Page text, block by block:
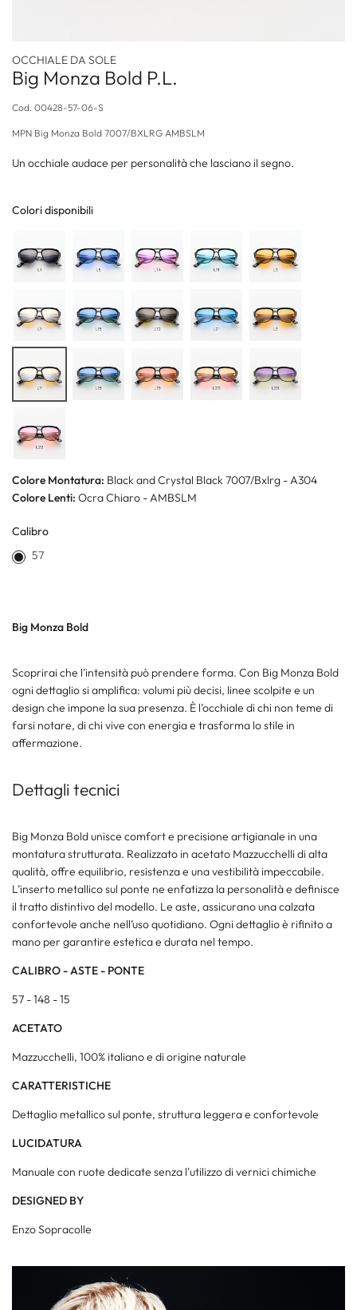
OCCHIALE DA SOLE
Big Monza Bold P.L.
Cod. 00428-57-06-S
MPN Big Monza Bold 7007/BXLRG AMBSLM
Un occhiale audace per personalità che lasciano il segno.
Colori disponibili
Colore Montatura: Black and Crystal Black 7007/Bxlrg - A304
Colore Lenti: Ocra Chiaro - AMBSLM
Calibro
57
Big Monza Bold
Scoprirai che l’intensità può prendere forma. Con Big Monza Bold
ogni dettaglio si amplifica: volumi più decisi, linee scolpite e un
design che impone la sua presenza. È l’occhiale di chi non teme di
farsi notare, di chi vive con energia e trasforma lo stile in
affermazione.
Dettagli tecnici
Big Monza Bold unisce comfort e precisione artigianale in una
montatura strutturata. Realizzato in acetato Mazzucchelli di alta
qualità, offre equilibrio, resistenza e una vestibilità impeccabile.
L’inserto metallico sul ponte ne enfatizza la personalità e definisce
il tratto distintivo del modello. Le aste, assicurano una calzata
confortevole anche nell’uso quotidiano. Ogni dettaglio è rifinito a
mano per garantire estetica e durata nel tempo.
CALIBRO - ASTE - PONTE
57 - 148 - 15
ACETATO
Mazzucchelli, 100% italiano e di origine naturale
CARATTERISTICHE
Dettaglio metallico sul ponte, struttura leggera e confortevole
LUCIDATURA
Manuale con ruote dedicate senza l'utilizzo di vernici chimiche
DESIGNED BY
Enzo Sopracolle